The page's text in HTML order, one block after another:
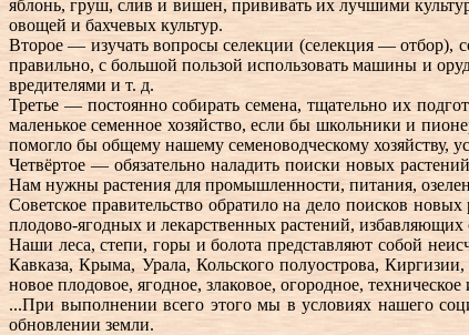
яблонь, груш, слив и вишен, прививать их лучшими
овощей и бахчевых культур.
Второе — изучать вопросы селекции (селекция — отбор),
правильно, с большой пользой использовать машины и
вредителями и т. д.
Третье — постоянно собирать семена, тщательно их
маленькое семенное хозяйство, если бы школьники и
помогло бы общему нашему семеноводческому хозяйству,
Четвёртое — обязательно наладить поиски новых
Нам нужны растения для промышленности, питания,
Советское правительство обратило на дело поисков
плодово-ягодных и лекарственных растений,
Наши леса, степи, горы и болота представляют собой
Кавказа, Крыма, Урала, Кольского полуострова,
новое плодовое, ягодное, злаковое, огородное, техническое
...При выполнении всего этого мы в условиях нашего
обновлении земли.